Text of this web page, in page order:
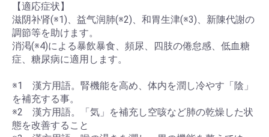
【適応症状】
滋阴补肾(※1)、益气润肺(※2)、和胃生津(※3)、新陳代謝の
調節等を助けます。
消渇(※4)による暴飲暴食、頻尿、四肢の倦怠感、低血糖
症、糖尿病に適用します。
※1 漢方用語。腎機能を高め、体内を潤し冷やす「陰」
を補充する事。
※2 漢方用語。「気」を補充し空咳など肺の乾燥した状
態を改善すること